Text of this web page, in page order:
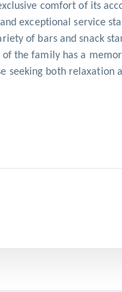
comfort of its
exceptional service
of bars and snack
the family has a
seeking both relaxation